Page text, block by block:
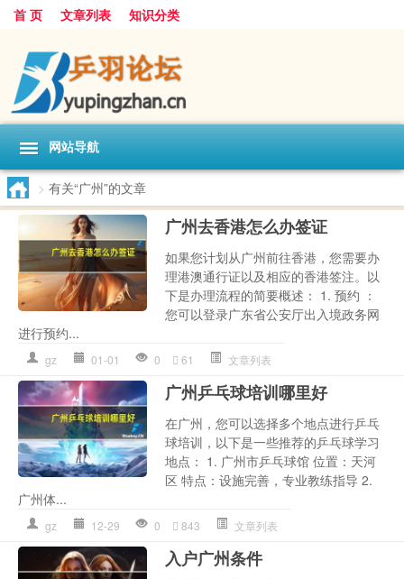
首 页 文章列表 知识分类
网站导航
> 有关“广州”的文章
广州去香港怎么办签证
如果您计划从广州前往香港，您需要办
理港澳通行证以及相应的香港签注。以
下是办理流程的简要概述： 1. 预约 ：
您可以登录广东省公安厅出入境政务网
进行预约...
gz 01-01 0 61 文章列表
广州乒乓球培训哪里好
在广州，您可以选择多个地点进行乒乓
球培训，以下是一些推荐的乒乓球学习
地点： 1. 广州市乒乓球馆 位置：天河
区 特点：设施完善，专业教练指导 2.
广州体...
gz 12-29 0 843 文章列表
入户广州条件